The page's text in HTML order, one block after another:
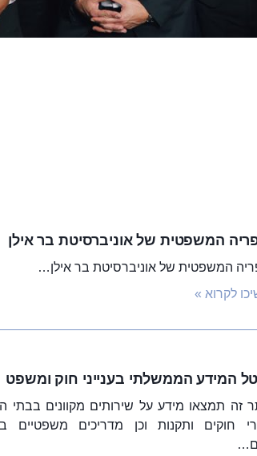
המשפטית של אוניברסיטת בר אילן
המשפטית של אוניברסיטת בר אילן…
לקרוא »
המידע הממשלתי בענייני חוק ומשפט
זה תמצאו מידע על שירותים מקוונים בבתי
חוקים ותקנות וכן מדריכים משפטיים